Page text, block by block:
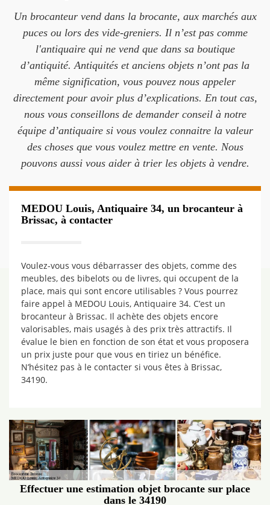
Un brocanteur vend dans la brocante, aux marchés aux
puces ou lors des vide-greniers. Il n’est pas comme
l'antiquaire qui ne vend que dans sa boutique
d’antiquité. Antiquités et anciens objets n’ont pas la
même signification, vous pouvez nous appeler
directement pour avoir plus d’explications. En tout cas,
nous vous conseillons de demander conseil à notre
équipe d’antiquaire si vous voulez connaitre la valeur
des choses que vous voulez mettre en vente. Nous
pouvons aussi vous aider à trier les objets à vendre.
MEDOU Louis, Antiquaire 34, un brocanteur à
Brissac, à contacter
Voulez-vous vous débarrasser des objets, comme des
meubles, des bibelots ou de livres, qui occupent de la
place, mais qui sont encore utilisables ? Vous pourrez
faire appel à MEDOU Louis, Antiquaire 34. C’est un
brocanteur à Brissac. Il achète des objets encore
valorisables, mais usagés à des prix très attractifs. Il
évalue le bien en fonction de son état et vous proposera
un prix juste pour que vous en tiriez un bénéfice.
N’hésitez pas à le contacter si vous êtes à Brissac,
34190.
Effectuer une estimation objet brocante sur place
dans le 34190